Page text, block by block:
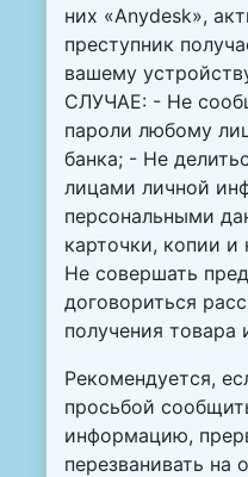
них «Anydesk»,
преступник
вашему
СЛУЧАЕ: - Не
пароли любому
банка; - Не
лицами личной
персональными
карточки, копии
Не совершать
договориться
получения товара
Рекомендуется,
просьбой
информацию,
перезванивать на